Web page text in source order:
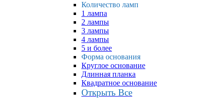
Количество ламп
1 лампа
2 лампы
3 лампы
4 лампы
5 и более
Форма основания
Круглое основание
Длинная планка
Квадратное основание
Открыть Все